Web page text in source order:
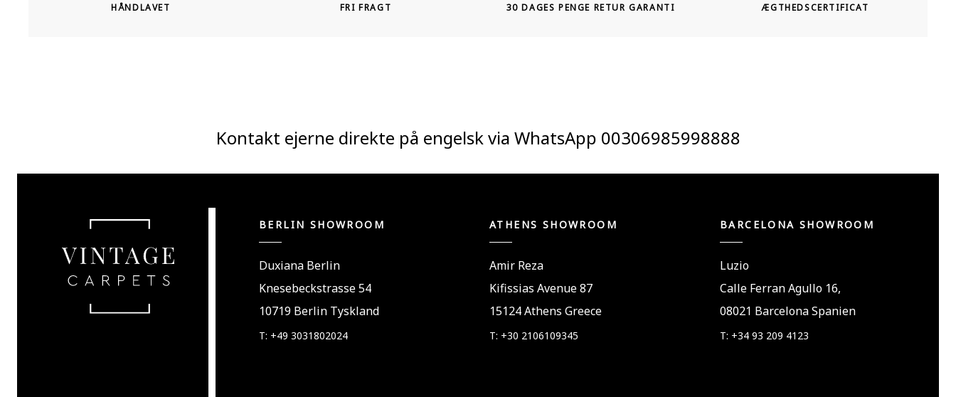
HÅNDLAVET FRI FRAGT 30 DAGES PENGE RETUR GARANTI ÆGTHEDSCERTIFICAT
Kontakt ejerne direkte på engelsk via WhatsApp 00306985998888
BERLIN SHOWROOM
Duxiana Berlin
Knesebeckstrasse 54
10719 Berlin Tyskland
T: +49 3031802024
ATHENS SHOWROOM
Amir Reza
Kifissias Avenue 87
15124 Athens Greece
T: +30 2106109345
BARCELONA SHOWROOM
Luzio
Calle Ferran Agullo 16,
08021 Barcelona Spanien
T: +34 93 209 4123